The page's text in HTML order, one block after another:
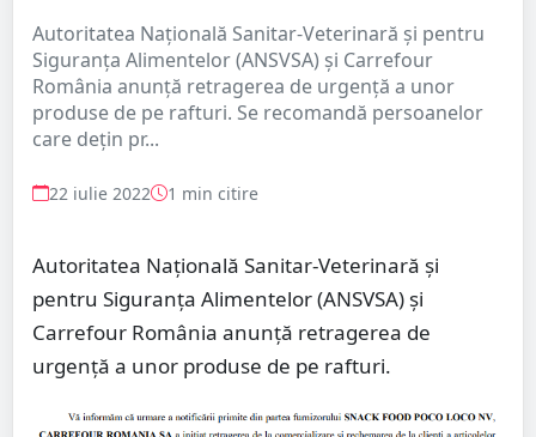
Autoritatea Națională Sanitar-Veterinară și pentru
Siguranța Alimentelor (ANSVSA) și Carrefour
România anunță retragerea de urgență a unor
produse de pe rafturi. Se recomandă persoanelor
care dețin pr...
22 iulie 2022 1 min citire
Autoritatea Națională Sanitar-Veterinară și
pentru Siguranța Alimentelor (ANSVSA) și
Carrefour România anunță retragerea de
urgență a unor produse de pe rafturi.